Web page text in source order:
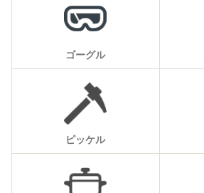
ゴーグル
ピッケル